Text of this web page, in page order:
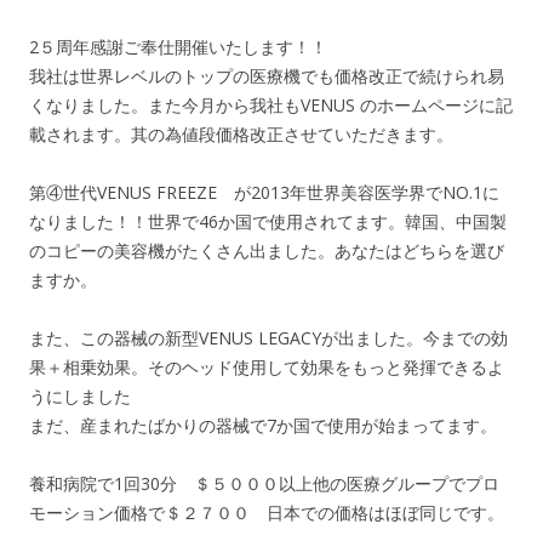
2５周年感謝ご奉仕開催いたします！！
我社は世界レベルのトップの医療機でも価格改正で続けられ易
くなりました。また今月から我社もVENUS のホームページに記
載されます。其の為値段価格改正させていただきます。
第④世代VENUS FREEZE が2013年世界美容医学界でNO.1に
なりました！！世界で46か国で使用されてます。韓国、中国製
のコピーの美容機がたくさん出ました。あなたはどちらを選び
ますか。
また、この器械の新型VENUS LEGACYが出ました。今までの効
果＋相乗効果。そのヘッド使用して効果をもっと発揮できるよ
うにしました
まだ、産まれたばかりの器械で7か国で使用が始まってます。
養和病院で1回30分 ＄５０００以上他の医療グループでプロ
モーション価格で＄２７００ 日本での価格はほぼ同じです。